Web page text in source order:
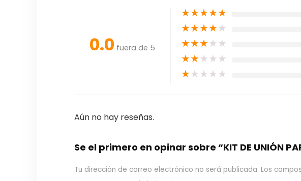
0.0 fuera de 5
★★★★★
★★★★★
★★★★★
★★★★★
★★★★★
Aún no hay reseñas.
Se el primero en opinar sobre “KIT DE UNIÓN
Tu dirección de correo electrónico no será publicada. Los